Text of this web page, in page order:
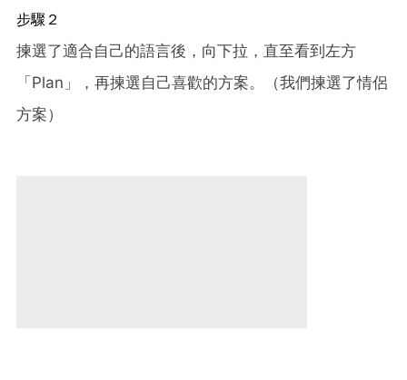
步驟２
揀選了適合自己的語言後，向下拉，直至看到左方
「Plan」，再揀選自己喜歡的方案。（我們揀選了情侶
方案）